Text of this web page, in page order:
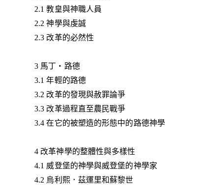
2.1 教皇與神職人員
2.2 神學與虔誠
2.3 改革的必然性
3 馬丁‧路德
3.1 年輕的路德
3.2 改革的發現與赦罪論爭
3.3 改革過程直至農民戰爭
3.4 在它的被塑造的形態中的路德神學
4 改革神學的整體性與多樣性
4.1 威登堡的神學與威登堡的神學家
4.2 烏利熙．茲運里和蘇黎世